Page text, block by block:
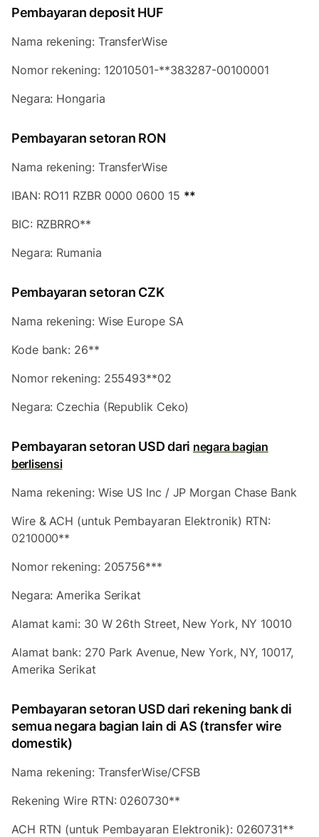
Pembayaran deposit HUF
Nama rekening: TransferWise
Nomor rekening: 12010501-**383287-00100001
Negara: Hongaria
Pembayaran setoran RON
Nama rekening: TransferWise
IBAN: RO11 RZBR 0000 0600 15 **
BIC: RZBRRO**
Negara: Rumania
Pembayaran setoran CZK
Nama rekening: Wise Europe SA
Kode bank: 26**
Nomor rekening: 255493**02
Negara: Czechia (Republik Ceko)
Pembayaran setoran USD dari negara bagian
berlisensi
Nama rekening: Wise US Inc / JP Morgan Chase Bank
Wire & ACH (untuk Pembayaran Elektronik) RTN:
0210000**
Nomor rekening: 205756***
Negara: Amerika Serikat
Alamat kami: 30 W 26th Street, New York, NY 10010
Alamat bank: 270 Park Avenue, New York, NY, 10017,
Amerika Serikat
Pembayaran setoran USD dari rekening bank di
semua negara bagian lain di AS (transfer wire
domestik)
Nama rekening: TransferWise/CFSB
Rekening Wire RTN: 0260730**
ACH RTN (untuk Pembayaran Elektronik): 0260731**